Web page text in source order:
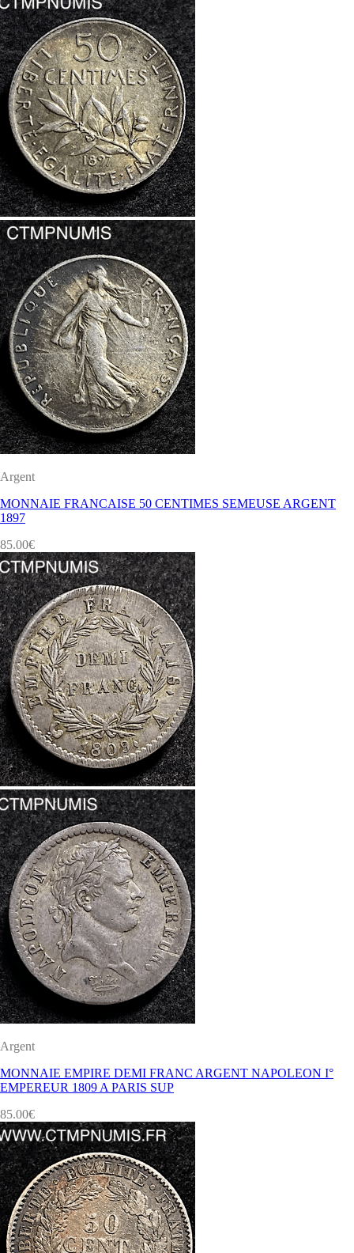
Argent
MONNAIE FRANCAISE 50 CENTIMES SEMEUSE ARGENT
1897
85.00€
Argent
MONNAIE EMPIRE DEMI FRANC ARGENT NAPOLEON I°
EMPEREUR 1809 A PARIS SUP
85.00€